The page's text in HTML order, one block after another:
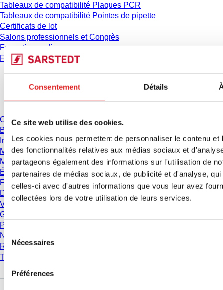
Consentement Détails
Ce site web utilise des cookies.
Les cookies nous permettent de personnaliser le contenu et
des fonctionnalités relatives aux médias sociaux et
partageons également des informations sur l'utilisation de
partenaires de médias sociaux, de publicité et d'analyse,
celles-ci avec d'autres informations que vous leur avez
collectées lors de votre utilisation de leurs services.
du
consentement
Nécessaires
Préférences
Tableaux de compatibilité Plaques PCR
Tableaux de compatibilité Pointes de pipette
Certificats de lot
Salons professionnels et Congrès
Formation en ligne
FAQ
Téléchargement
Catalogue
Brochures
Informations utilisateur
Mode d'emploi
Manuels d'instructions
Études
Fiche de données de sécurité
Déclarations de conformité
Vidéos
Gestion de la Qualité
Propriétés des matériaux
Niveaux de pureté
Résistance chimique
Tubes SARSTEDT de cryoconservation